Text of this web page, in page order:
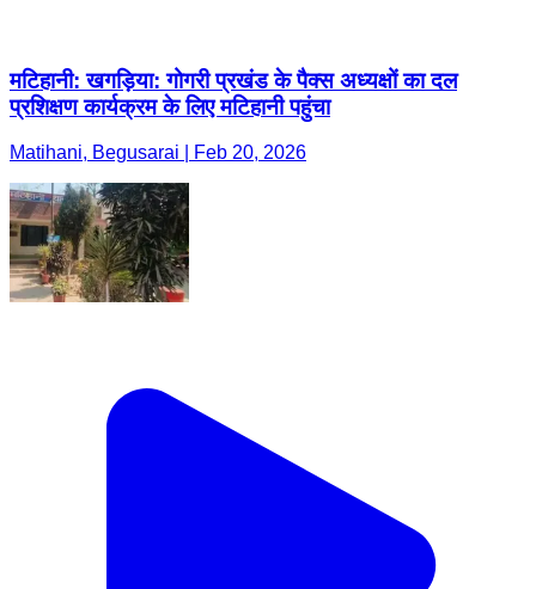
मटिहानी: खगड़िया: गोगरी प्रखंड के पैक्स अध्यक्षों का दल
प्रशिक्षण कार्यक्रम के लिए मटिहानी पहुंचा
Matihani, Begusarai | Feb 20, 2026